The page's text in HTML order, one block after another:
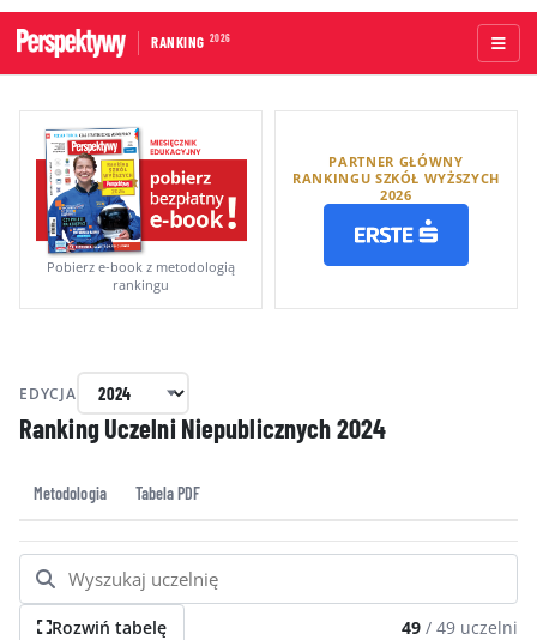
RANKING 2026
STRONA GŁÓWNA
UCZELNIE AKADEMICKIE
UCZELNIE ZAWODOWE
RANKINGI WG TYPÓW UCZELNI
RANKINGI WG GRUP KRYTERIÓW
GALERIA
KONTAKT
Pobierz e-book z metodologią
rankingu
PARTNER GŁÓWNY
RANKINGU SZKÓŁ WYŻSZYCH
2026
Ranking Uczelni Niepublicznych2024
EDYCJA
Metodologia Tabela PDF
Rozwiń tabelę 49 / 49 uczelni